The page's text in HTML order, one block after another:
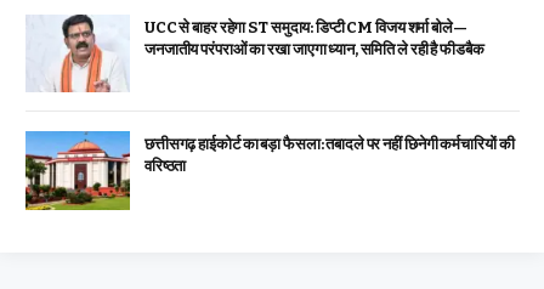
UCC से बाहर रहेगा ST समुदाय: डिप्टी CM विजय शर्मा बोले—
जनजातीय परंपराओं का रखा जाएगा ध्यान, समिति ले रही है फीडबैक
छत्तीसगढ़ हाईकोर्ट का बड़ा फैसला: तबादले पर नहीं छिनेगी कर्मचारियों की
वरिष्ठता